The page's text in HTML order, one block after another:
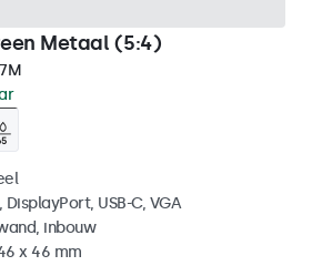
Metaal (5:4)
USB-C, VGA
inbouw
x 46 mm